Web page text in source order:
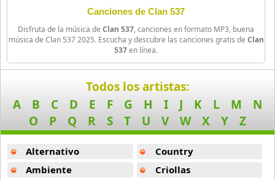
Anton La Voz De Oro
10 músicas online
Anuel Aa
Arcangel
416 músicas online
Arcangel Y De La Ghetto
Canciones de Clan 537
Disfruta de la música de Clan 537, canciones en formato MP3, buena
música de Clan 537 2025. Escucha y descubre las canciones gratis de Clan
537en línea.
Todos los artistas:
A
B C D E F G H I J K L M
N
O
P Q R S T U V W X Y Z
Alternativo
Ambiente
Country
Criollas